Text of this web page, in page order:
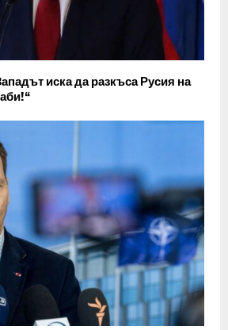
иска да разкъса Русия на